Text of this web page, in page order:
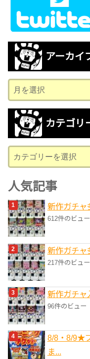
アーカイ
ー
カ
ブ
カテゴリ
テ
ゴ
リ
ー
人気記事
新作ガチャ
612件のビュー
新作ガチャ
217件のビュー
新作ガチャ
96件のビュー
8/8・8/9★
ま...